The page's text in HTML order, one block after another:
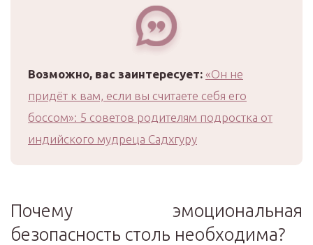
Возможно, вас заинтересует: «Он не
придёт к вам, если вы считаете себя его
боссом»: 5 советов родителям подростка от
индийского мудреца Садхгуру
Почему эмоциональная
безопасность столь необходима?